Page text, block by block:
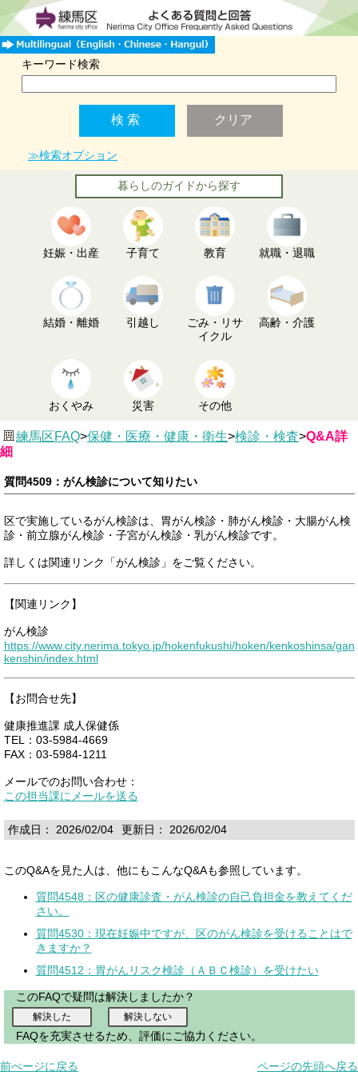
キーワード検索
≫検索オプション
暮らしのガイドから探す
妊娠・出産 子育て 教育 就職・退職
結婚・離婚 引越し
ごみ・リサ
イクル
高齢・介護
おくやみ 災害 その他
練馬区FAQ>保健・医療・健康・衛生>検診・検査>Q&A詳
細
質問4509：がん検診について知りたい
区で実施しているがん検診は、胃がん検診・肺がん検診・大腸がん検
診・前立腺がん検診・子宮がん検診・乳がん検診です。
詳しくは関連リンク「がん検診」をご覧ください。
【関連リンク】
がん検診
https://www.city.nerima.tokyo.jp/hokenfukushi/hoken/kenkoshinsa/gan
kenshin/index.html
【お問合せ先】
健康推進課 成人保健係
TEL：03-5984-4669
FAX：03-5984-1211
メールでのお問い合わせ：
この担当課にメールを送る
作成日： 2026/02/04 更新日： 2026/02/04
このQ&Aを見た人は、他にもこんなQ&Aも参照しています。
質問4548：区の健康診査・がん検診の自己負担金を教えてくだ
さい。
質問4530：現在妊娠中ですが、区のがん検診を受けることはで
きますか？
質問4512：胃がんリスク検診（ＡＢＣ検診）を受けたい
このFAQで疑問は解決しましたか？
FAQを充実させるため、評価にご協力ください。
前ぺージに戻る
ページの先頭へ戻る